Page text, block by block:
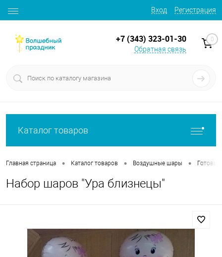
Вход Регистрация
+7 (343) 323-01-30
Обратная связь
0
Каталог товаров
Главная страница • Каталог товаров • Воздушные шары •
Набор шаров "Ура близнецы"